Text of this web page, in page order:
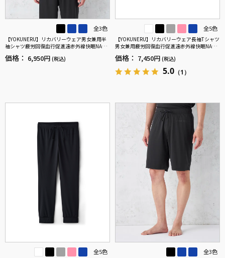
全3色
【YOKUNERU】リカバリーウェア男女兼用半
袖シャツ疲労回復血行促進遠赤外線快眠NANO
MIX(R)【一般医療機器】SS～LLサイズ
価格： 6,950円 (税込)
全5色
【YOKUNERU】リカバリーウェア長袖Tシャツ
男女兼用疲労回復血行促進遠赤外線快眠NANO
MIX(R)【一般医療機器】SS～LLサイズ
価格： 7,450円 (税込)
5.0 （1）
全5色 全3色